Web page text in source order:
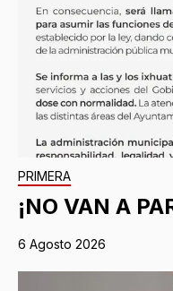
PRIMERA
¡NO VAN A
6 Agosto 2026